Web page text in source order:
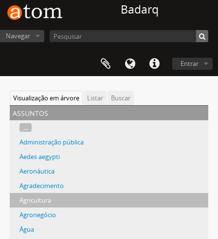
Badarq
Navegar
Entrar
Visualização em árvore Listar Buscar
assuntos
...
Administração pública
Aedes aegypti
Aeronáutica
Agradecimento
Agricultura
Agronegócio
Água